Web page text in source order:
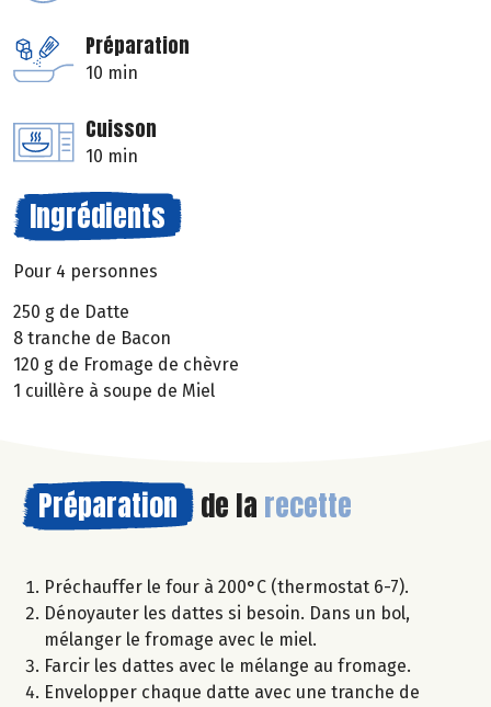
Préparation
10 min
Cuisson
10 min
Ingrédients
Pour 4 personnes
250 g de Datte
8 tranche de Bacon
120 g de Fromage de chèvre
1 cuillère à soupe de Miel
Préparation de la recette
Préchauffer le four à 200°C (thermostat 6-7).
Dénoyauter les dattes si besoin. Dans un bol,
mélanger le fromage avec le miel.
Farcir les dattes avec le mélange au fromage.
Envelopper chaque datte avec une tranche de